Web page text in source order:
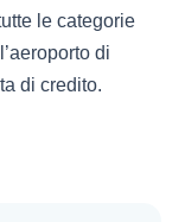
le categorie
di
di credito.